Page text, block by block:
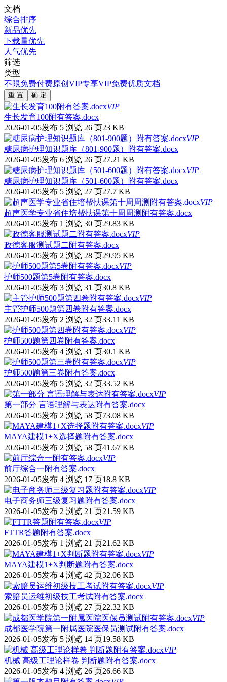
文档
综合排序
新品优先
下载量优先
人气优先
筛选
类型
不限免费付费原创 VIP专享VIP免费优质文档
重 置 确 定
VIP
生长发育100附有答案.docx
2026-01-05发布 5 浏览 26 页23 KB
VIP
糖尿病护理知识题库（801-900题）附有答案.docx
2026-01-05发布 6 浏览 26 页27.21 KB
VIP
糖尿病护理知识题库（501-600题）附有答案.docx
2026-01-05发布 5 浏览 27 页27.7 KB
VIP
超声医学专业省住培帮扶课第十周周测附有答案.docx
2026-01-05发布 1 浏览 30 页29.83 KB
VIP
政德客服测试题二附有答案.docx
2026-01-05发布 2 浏览 28 页29.95 KB
VIP
护师500题第5卷附有答案.docx
2026-01-05发布 3 浏览 31 页30.8 KB
VIP
主管护师500题第四卷附有答案.docx
2026-01-05发布 2 浏览 32 页33.11 KB
VIP
护师500题第四卷附有答案.docx
2026-01-05发布 4 浏览 31 页30.1 KB
VIP
护师500题第三卷附有答案.docx
2026-01-05发布 5 浏览 32 页33.52 KB
VIP
第一部分 言语理解与表达附有答案.docx
2026-01-05发布 2 浏览 58 页73.08 KB
VIP
MAYA建模1+X选择题附有答案.docx
2026-01-05发布 2 浏览 58 页41.67 KB
VIP
前厅综合一附有答案.docx
2026-01-05发布 4 浏览 17 页18.8 KB
VIP
电子商务师三级复习题附有答案.docx
2026-01-05发布 2 浏览 21 页21.59 KB
VIP
FTTR答题附有答案.docx
2026-01-05发布 1 浏览 21 页21.62 KB
VIP
MAYA建模1+X判断题附有答案.docx
2026-01-05发布 4 浏览 42 页32.06 KB
VIP
索赔员运维初级技工考试附有答案.docx
2026-01-05发布 3 浏览 27 页22.32 KB
VIP
成都医学院第一附属医院医保员测试附有答案.docx
2026-01-05发布 5 浏览 14 页19.58 KB
VIP
机械 高级工理论样卷 判断题附有答案.docx
2026-01-05发布 4 浏览 26 页26.66 KB